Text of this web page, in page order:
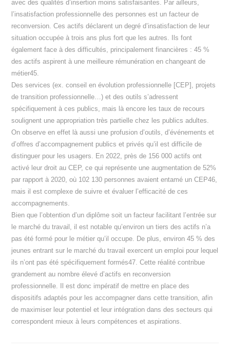
avec des qualités d’insertion moins satisfaisantes. Par ailleurs,
l’insatisfaction professionnelle des personnes est un facteur de
reconversion. Ces actifs déclarent un degré d’insatisfaction de leur
situation occupée à trois ans plus fort que les autres. Ils font
également face à des difficultés, principalement financières : 45 %
des actifs aspirent à une meilleure rémunération en changeant de
métier45.
Des services (ex. conseil en évolution professionnelle [CEP], projets
de transition professionnelle…) et des outils s’adressent
spécifiquement à ces publics, mais là encore les taux de recours
soulignent une appropriation très partielle chez les publics adultes.
On observe en effet là aussi une profusion d’outils, d’événements et
d’offres d’accompagnement publics et privés qu’il est difficile de
distinguer pour les usagers. En 2022, près de 156 000 actifs ont
activé leur droit au CEP, ce qui représente une augmentation de 52%
par rapport à 2020, où 102 130 personnes avaient entamé un CEP46,
mais il est complexe de suivre et évaluer l’efficacité de ces
accompagnements.
Bien que l’obtention d’un diplôme soit un facteur facilitant l’entrée sur
le marché du travail, il est notable qu’environ un tiers des actifs n’a
pas été formé pour le métier qu’il occupe. De plus, environ 45 % des
jeunes entrant sur le marché du travail exercent un emploi pour lequel
ils n’ont pas été spécifiquement formés47. Cette réalité contribue
grandement au nombre élevé d’actifs en reconversion
professionnelle. Il est donc impératif de mettre en place des
dispositifs adaptés pour les accompagner dans cette transition, afin
de maximiser leur potentiel et leur intégration dans des secteurs qui
correspondent mieux à leurs compétences et aspirations.